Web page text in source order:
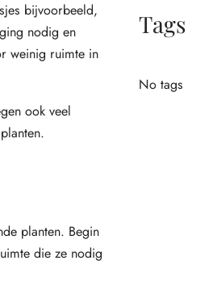
bijvoorbeeld,
nodig en
weinig ruimte in
ook veel
planten. Begin
die ze nodig
Tags
No tags